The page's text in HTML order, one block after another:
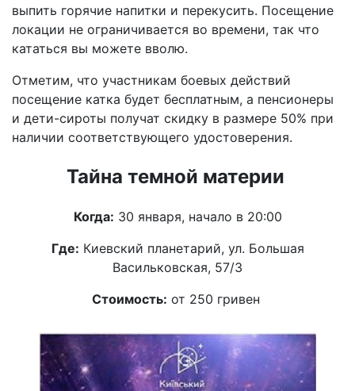
выпить горячие напитки и перекусить. Посещение
локации не ограничивается во времени, так что
кататься вы можете вволю.
Отметим, что участникам боевых действий
посещение катка будет бесплатным, а пенсионеры
и дети-сироты получат скидку в размере 50% при
наличии соответствующего удостоверения.
Тайна темной материи
Когда: 30 января, начало в 20:00
Где: Киевский планетарий, ул. Большая
Васильковская, 57/3
Стоимость: от 250 гривен